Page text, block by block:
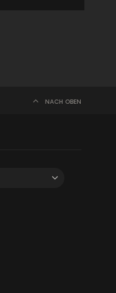
NACH OBEN